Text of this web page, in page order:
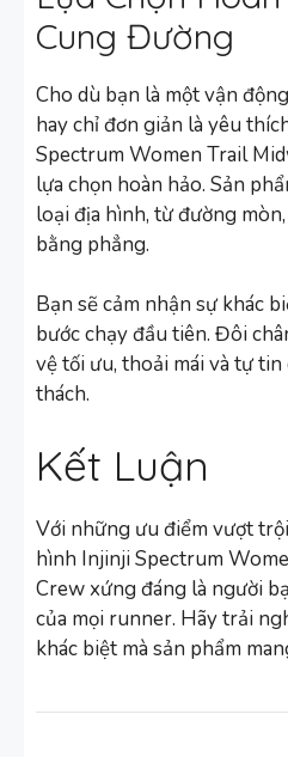
Cung Đường
Cho dù bạn là một vận
hay chỉ đơn giản là yêu
Spectrum Women Trail
lựa chọn hoàn hảo. Sản
loại địa hình, từ đường
bằng phẳng.
Bạn sẽ cảm nhận sự khác
bước chạy đầu tiên. Đôi
vệ tối ưu, thoải mái và tự
thách.
Kết Luận
Với những ưu điểm vượt
hình Injinji Spectrum
Crew xứng đáng là người
của mọi runner. Hãy trải
khác biệt mà sản phẩm